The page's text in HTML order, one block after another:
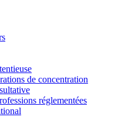
de concentration
réglementées